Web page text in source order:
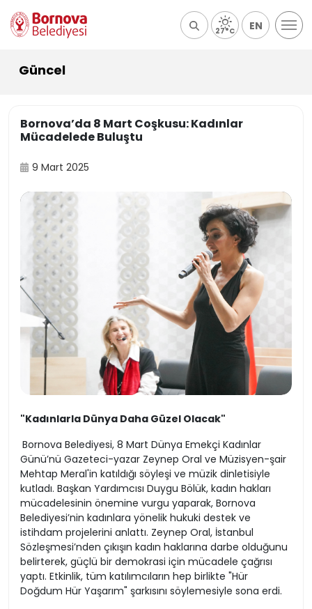
27°C EN
Güncel
Bornova’da 8 Mart Coşkusu: Kadınlar
Mücadelede Buluştu
9 Mart 2025
"Kadınlarla Dünya Daha Güzel Olacak"
Bornova Belediyesi, 8 Mart Dünya Emekçi Kadınlar
Günü’nü Gazeteci-yazar Zeynep Oral ve Müzisyen-şair
Mehtap Meral'in katıldığı söyleşi ve müzik dinletisiyle
kutladı. Başkan Yardımcısı Duygu Bölük, kadın hakları
mücadelesinin önemine vurgu yaparak, Bornova
Belediyesi’nin kadınlara yönelik hukuki destek ve
istihdam projelerini anlattı. Zeynep Oral, İstanbul
Sözleşmesi’nden çıkışın kadın haklarına darbe olduğunu
belirterek, güçlü bir demokrasi için mücadele çağrısı
yaptı. Etkinlik, tüm katılımcıların hep birlikte "Hür
Doğdum Hür Yaşarım" şarkısını söylemesiyle sona erdi.